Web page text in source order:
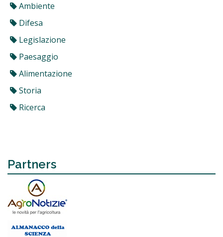
Ambiente
Difesa
Legislazione
Paesaggio
Alimentazione
Storia
Ricerca
Partners